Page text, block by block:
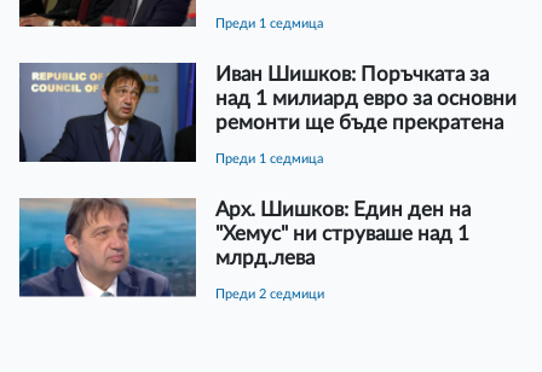
преди 1 седмица
Иван Шишков: Поръчката за
над 1 милиард евро за основни
ремонти ще бъде прекратена
преди 1 седмица
Арх. Шишков: Един ден на
"Хемус" ни струваше над 1
млрд.лева
преди 2 седмици